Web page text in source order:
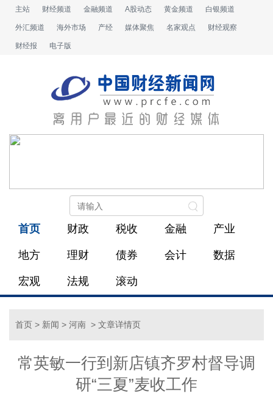
主站 财经频道 金融频道 A股动态 黄金频道 白银频道
外汇频道 海外市场 产经 媒体聚焦 名家观点 财经观察
财经报 电子版
首页 财政 税收 金融 产业
地方 理财 债券 会计 数据
宏观 法规 滚动
首页 > 新闻 > 河南 > 文章详情页
常英敏一行到新店镇齐罗村督导调
研“三夏”麦收工作